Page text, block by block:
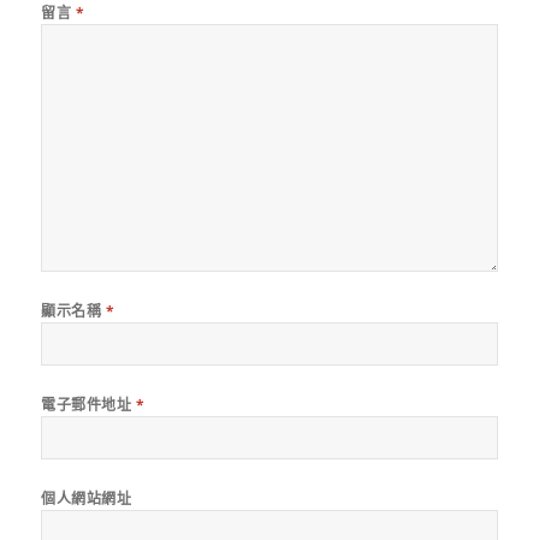
留言 *
顯示名稱 *
電子郵件地址 *
個人網站網址